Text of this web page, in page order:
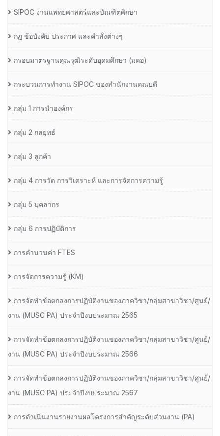
SIPOC งานแพทยศาสตร์และบัณฑิตศึกษา
กฏ ข้อบังคับ ประกาศ และคำสั่งต่างๆ
กรอบมาตรฐานคุณวุฒิระดับอุดมศึกษา (มคอ)
กระบวนการทำงาน SIPOC ของสำนักงานคณบดี
กลุ่ม 1 การนำองค์กร
กลุ่ม 2 กลยุทธ์
กลุ่ม 3 ลูกค้า
กลุ่ม 4 การวัด การวิเคราะห์ และการจัดการความรู้
กลุ่ม 5 บุคลากร
กลุ่ม 6 การปฏิบัติการ
การคำนวนค่า FTES
การจัดการความรู้ (KM)
การจัดทำข้อตกลงการปฏิบัติงานของภาควิชา/กลุ่มสาขาวิชา/ศูนย์/
งาน (MUSC PA) ประจำปีงบประมาณ 2565
การจัดทำข้อตกลงการปฏิบัติงานของภาควิชา/กลุ่มสาขาวิชา/ศูนย์/
งาน (MUSC PA) ประจำปีงบประมาณ 2566
การจัดทำข้อตกลงการปฏิบัติงานของภาควิชา/กลุ่มสาขาวิชา/ศูนย์/
งาน (MUSC PA) ประจำปีงบประมาณ 2567
การดำเนินงานรายงานผลโครงการสำคัญระดับส่วนงาน (PA)